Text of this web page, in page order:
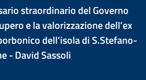
straordinario del Governo
e la valorizzazione dell’ex
dell’isola di S.Stefano-
- David Sassoli